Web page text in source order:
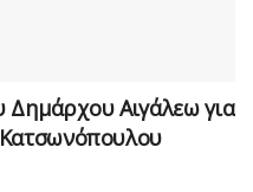
Αιγάλεω για